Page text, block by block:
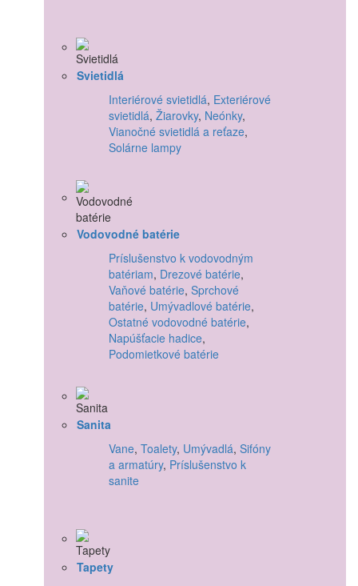
Svietidlá
Interiérové svietidlá, Exteriérové
svietidlá, Žiarovky, Neónky,
Vianočné svietidlá a reťaze,
Solárne lampy
Vodovodné batérie
Príslušenstvo k vodovodným
batériam, Drezové batérie,
Vaňové batérie, Sprchové
batérie, Umývadlové batérie,
Ostatné vodovodné batérie,
Napúšťacie hadice,
Podomietkové batérie
Sanita
Vane, Toalety, Umývadlá, Sifóny
a armatúry, Príslušenstvo k
sanite
Tapety